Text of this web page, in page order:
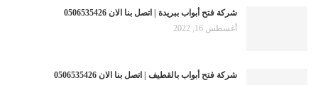
شركة فتح أبواب ببريدة | اتصل بنا الان 0506535426
أغسطس 16, 2022
شركة فتح أبواب بالقطيف | اتصل بنا الان 0506535426